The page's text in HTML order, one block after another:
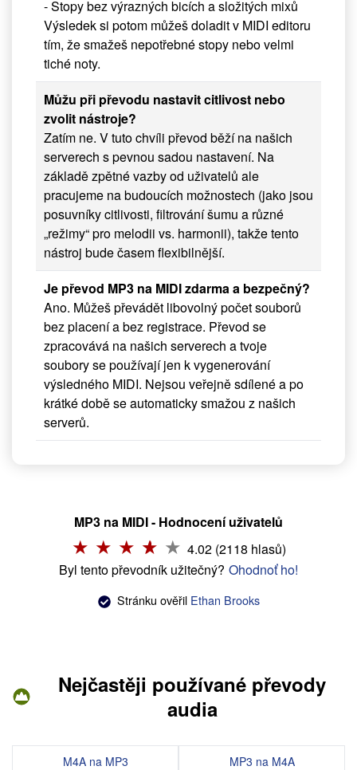
- Stopy bez výrazných bicích a složitých mixů
Výsledek si potom můžeš doladit v MIDI editoru
tím, že smažeš nepotřebné stopy nebo velmi
tiché noty.
Můžu při převodu nastavit citlivost nebo
zvolit nástroje?
Zatím ne. V tuto chvíli převod běží na našich
serverech s pevnou sadou nastavení. Na
základě zpětné vazby od uživatelů ale
pracujeme na budoucích možnostech (jako jsou
posuvníky citlivosti, filtrování šumu a různé
„režimy“ pro melodii vs. harmonii), takže tento
nástroj bude časem flexibilnější.
Je převod MP3 na MIDI zdarma a bezpečný?
Ano. Můžeš převádět libovolný počet souborů
bez placení a bez registrace. Převod se
zpracovává na našich serverech a tvoje
soubory se používají jen k vygenerování
výsledného MIDI. Nejsou veřejně sdílené a po
krátké době se automaticky smažou z našich
serverů.
MP3 na MIDI - Hodnocení uživatelů
4.02 (2118 hlasů)
Byl tento převodník užitečný? Ohodnoť ho!
Stránku ověřil Ethan Brooks
Nejčastěji používané převody
audia
M4A na MP3
MP3 na M4A